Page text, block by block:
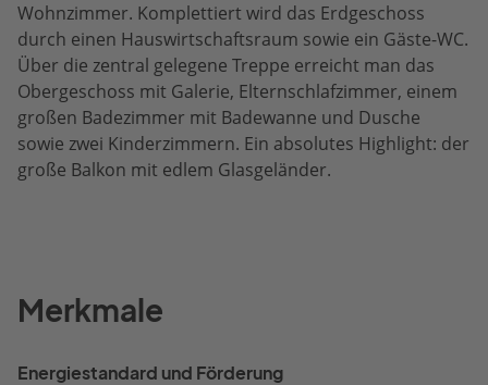
Wohnzimmer. Komplettiert wird das Erdgeschoss
durch einen Hauswirtschaftsraum sowie ein Gäste-WC.
Über die zentral gelegene Treppe erreicht man das
Obergeschoss mit Galerie, Elternschlafzimmer, einem
großen Badezimmer mit Badewanne und Dusche
sowie zwei Kinderzimmern. Ein absolutes Highlight: der
große Balkon mit edlem Glasgeländer.
Merkmale
Energiestandard und Förderung